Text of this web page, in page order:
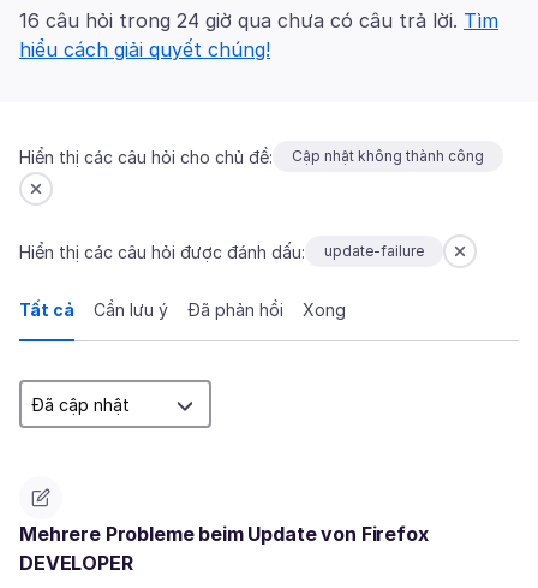
16 câu hỏi trong 24 giờ qua chưa có câu trả lời. Tìm
hiểu cách giải quyết chúng!
Hiển thị các câu hỏi cho chủ đề: Cập nhật không thành công
Hiển thị các câu hỏi được đánh dấu: update-failure
Tất cả Cần lưu ý Đã phản hồi Xong
Mehrere Probleme beim Update von Firefox
DEVELOPER